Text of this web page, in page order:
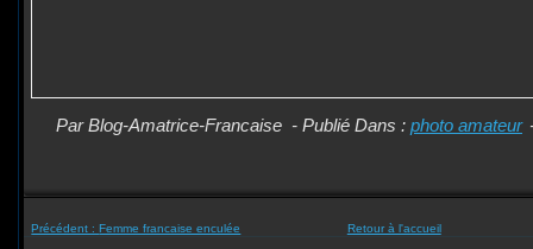
Par Blog-Amatrice-Francaise - Publié Dans : photo amateur
Précédent :Femme francaise enculée Retour à l'accueil